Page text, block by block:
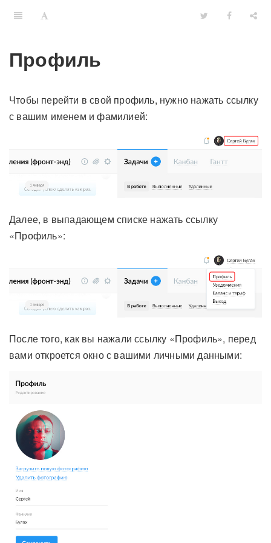
Профиль
Чтобы перейти в свой профиль, нужно нажать ссылку
с вашим именем и фамилией:
Далее, в выпадающем списке нажать ссылку
«Профиль»:
После того, как вы нажали ссылку «Профиль», перед
вами откроется окно с вашими личными данными: